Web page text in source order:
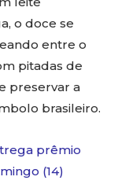
o doce se
entre o
pitadas de
preservar a
brasileiro.
prêmio
(14)